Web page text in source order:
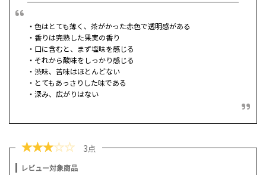
・色はとても薄く、茶がかった赤色で透明感がある
・香りは完熟した果実の香り
・口に含むと、まず塩味を感じる
・それから酸味をしっかり感じる
・渋味、苦味はほとんどない
・とてもあっさりした味である
・深み、広がりはない
★★★☆☆ 3点
レビュー対象商品